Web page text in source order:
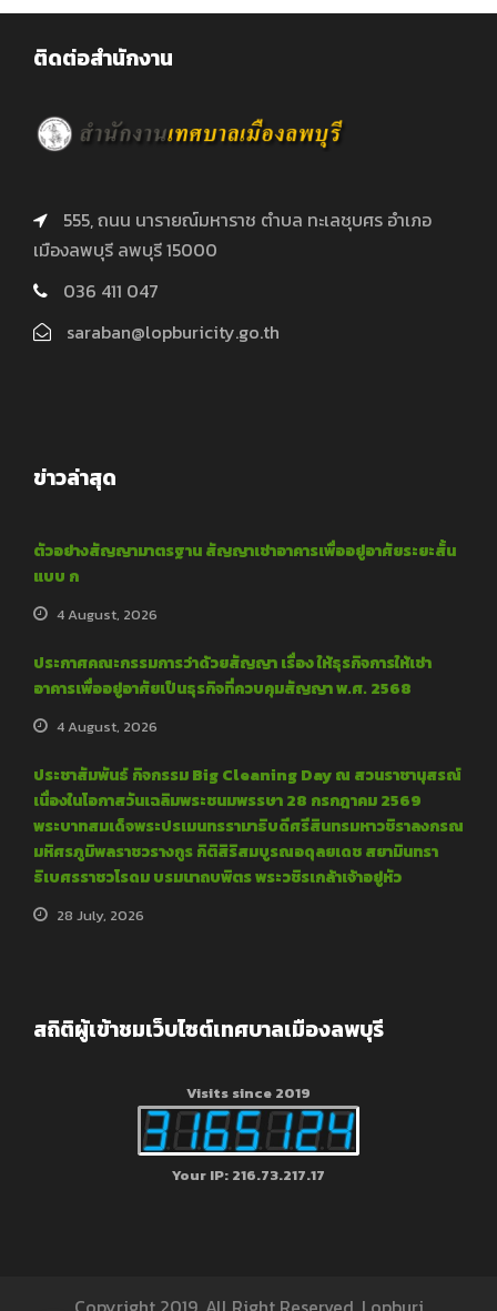
ติดต่อสำนักงาน
555, ถนน นารายณ์มหาราช ตำบล ทะเลชุบศร อำเภอ
เมืองลพบุรี ลพบุรี 15000
036 411 047
saraban@lopburicity.go.th
ข่าวล่าสุด
ตัวอย่างสัญญามาตรฐาน สัญญาเช่าอาคารเพื่ออยู่อาศัยระยะสั้น
แบบ ก
4 August, 2026
ประกาศคณะกรรมการว่าด้วยสัญญา เรื่อง ให้ธุรกิจการให้เช่า
อาคารเพื่ออยู่อาศัยเป็นธุรกิจที่ควบคุมสัญญา พ.ศ. 2568
4 August, 2026
ประชาสัมพันธ์ กิจกรรม Big Cleaning Day ณ สวนราชานุสรณ์
เนื่องในโอกาสวันเฉลิมพระชนมพรรษา 28 กรกฎาคม 2569
พระบาทสมเด็จพระปรเมนทรรามาธิบดีศรีสินทรมหาวชิราลงกรณ
มหิศรภูมิพลราชวรางกูร กิติสิริสมบูรณอดุลยเดช สยามินทรา
ธิเบศรราชวโรดม บรมนาถบพิตร พระวชิรเกล้าเจ้าอยู่หัว
28 July, 2026
สถิติผู้เข้าชมเว็บไซต์เทศบาลเมืองลพบุรี
Visits since 2019
Your IP: 216.73.217.17